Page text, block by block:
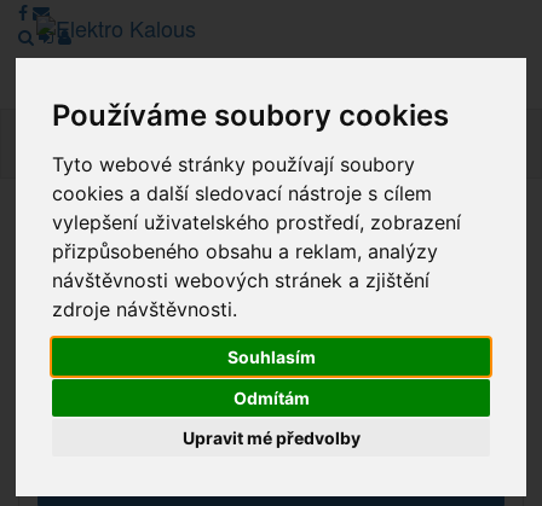
Používáme soubory cookies
Tyto webové stránky používají soubory
cookies a další sledovací nástroje s cílem
vylepšení uživatelského prostředí, zobrazení
přizpůsobeného obsahu a reklam, analýzy
návštěvnosti webových stránek a zjištění
zdroje návštěvnosti.
Souhlasím
Odmítám
Upravit mé předvolby
Vážení zákazníci, v tuto chvíli je Náš internetový obchod v
režimu Katalogu. Objednávky on-line nyní nelze vyřídit.
Děkujeme za pochopení.
Výprodej